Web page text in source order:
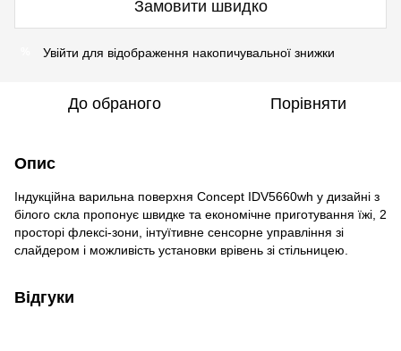
Замовити швидко
Увійти для відображення накопичувальної знижки
До обраного Порівняти
Опис
Індукційна варильна поверхня Concept IDV5660wh у дизайні з
білого скла пропонує швидке та економічне приготування їжі, 2
просторі флексі-зони, інтуїтивне сенсорне управління зі
слайдером і можливість установки врівень зі стільницею.
Відгуки